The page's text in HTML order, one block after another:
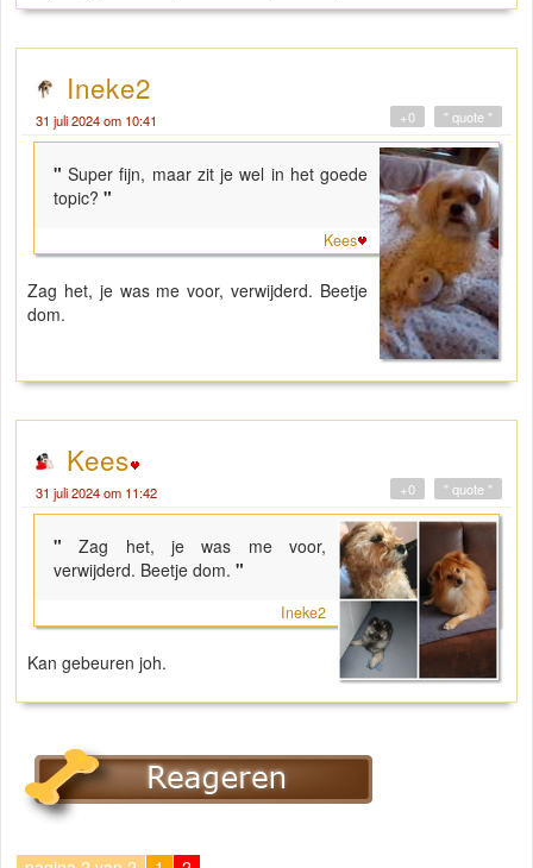
Ineke2
31 juli 2024 om 10:41 " quote "
+0
"Super fijn, maar zit je wel in het goede
topic? "
Kees
Zag het, je was me voor, verwijderd. Beetje
dom.
Kees
31 juli 2024 om 11:42 " quote "
+0
"Zag het, je was me voor,
verwijderd. Beetje dom. "
Ineke2
Kan gebeuren joh.